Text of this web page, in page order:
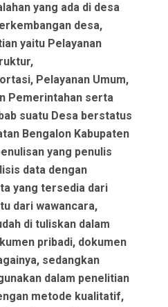
yang ada di desa
desa,
yaitu Pelayanan
Pelayanan Umum,
Pemerintahan serta
suatu Desa berstatus
Bengalon Kabupaten
yang penulis
data dengan
yang tersedia dari
dari wawancara,
di tuliskan dalam
pribadi, dokumen
sedangkan
dalam penelitian
metode kualitatif,